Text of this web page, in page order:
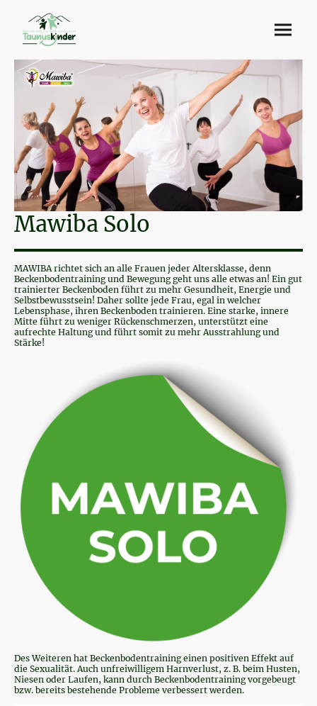
Mawiba Solo
MAWIBA richtet sich an alle Frauen jeder Altersklasse, denn
Beckenbodentraining und Bewegung geht uns alle etwas an! Ein gut
trainierter Beckenboden führt zu mehr Gesundheit, Energie und
Selbstbewusstsein! Daher sollte jede Frau, egal in welcher
Lebensphase, ihren Beckenboden trainieren. Eine starke, innere
Mitte führt zu weniger Rückenschmerzen, unterstützt eine
aufrechte Haltung und führt somit zu mehr Ausstrahlung und
Stärke!
Des Weiteren hat Beckenbodentraining einen positiven Effekt auf
die Sexualität. Auch unfreiwilligem Harnverlust, z. B. beim Husten,
Niesen oder Laufen, kann durch Beckenbodentraining vorgebeugt
bzw. bereits bestehende Probleme verbessert werden.